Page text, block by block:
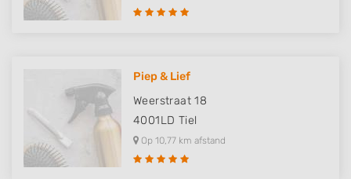
Piep & Lief
Weerstraat 18
4001LD Tiel
Op 10,77 km afstand